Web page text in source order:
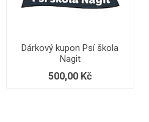
Dárkový kupon Psí škola
Nagit
500,00 Kč